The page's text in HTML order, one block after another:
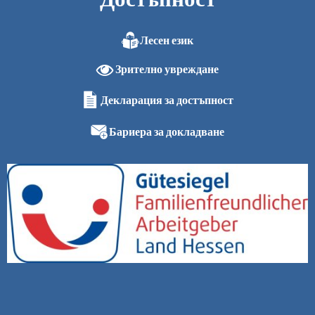
Лесен език
Зрително увреждане
Декларация за достъпност
Бариера за докладване